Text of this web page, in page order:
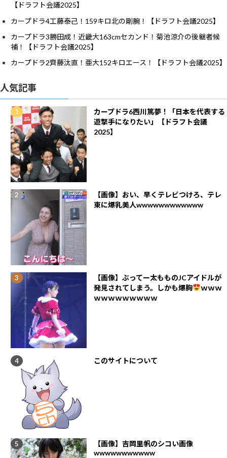
【ドラフト会議2025】
カープドラ4工藤泰己！159キロ北の剛腕！【ドラフト会議2025】
カープドラ3勝田成！近畿大163cmセカンド！菊池涼介の後継者候
補！【ドラフト会議2025】
カープドラ2齊藤汰直！亜大152キロエース！【ドラフト会議2025】
人気記事
カープドラ6西川篤夢！「日本を代表する
遊撃手になりたい」【ドラフト会議
2025】
【画像】おい、早くテレビつけろ、テレ
東に爆乳美人wwwwwwwwwwww
【画像】ぶってー太もものJCアイドルが
発見されてしまう。しかも爆胸
ｗｗｗ
ｗｗｗｗｗｗｗｗｗ
このサイトについて
【画像】吉岡里帆のシコい画像
wwwwwwwwwww